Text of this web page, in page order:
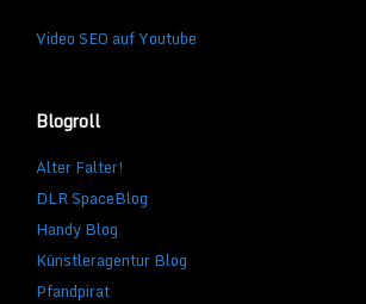
Video SEO auf Youtube
Blogroll
Alter Falter!
DLR SpaceBlog
Handy Blog
Künstleragentur Blog
Pfandpirat